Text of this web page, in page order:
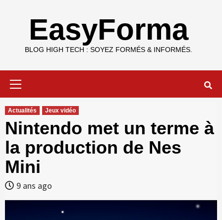
EasyForma
BLOG HIGH TECH : SOYEZ FORMÉS & INFORMÉS.
Actualités Jeux vidéo
Nintendo met un terme à
la production de Nes
Mini
9 ans ago